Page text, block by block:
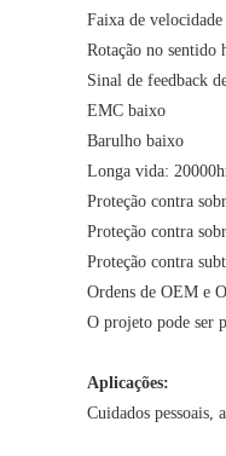
Faixa de
Rotação no
Sinal de feedback
EMC baixo
Barulho baixo
Longa vida:
Proteção contra
Proteção contra
Proteção contra
Ordens de OEM e
O projeto pode ser
Aplicações:
Cuidados pessoais,